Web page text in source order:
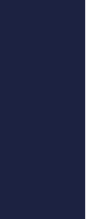
face à Anguilla
et stratégique